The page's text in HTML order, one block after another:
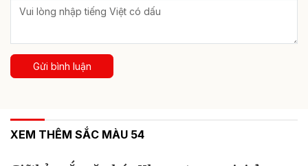
Gửi bình luận
XEM THÊM SẮC MÀU 54